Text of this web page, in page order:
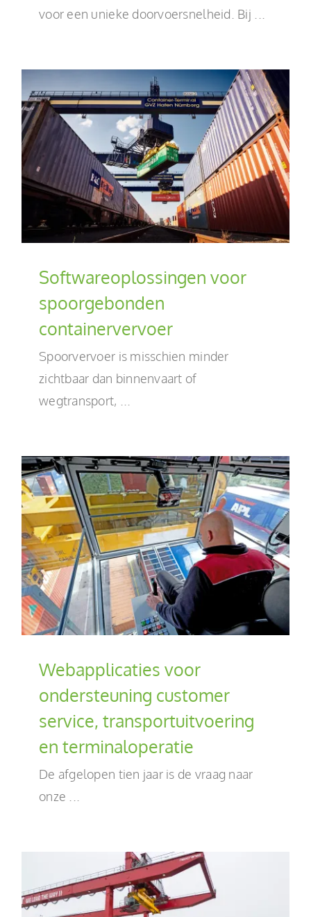
voor een unieke doorvoersnelheid. Bij ...
Softwareoplossingen voor
spoorgebonden
containervervoer
Spoorvervoer is misschien minder
zichtbaar dan binnenvaart of
wegtransport, ...
Webapplicaties voor
ondersteuning customer
service, transportuitvoering
en terminaloperatie
De afgelopen tien jaar is de vraag naar
onze ...